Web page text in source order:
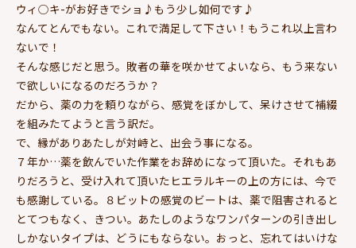
ウィ○キ-がお好きでショ♪もう少し如何です♪
なんてとんでもない。これで満足して下さい！もうこれ以上言わ
ないで！
そんな感じだと思う。敗者の華を咲かせてよいなら、もう来ない
で欲しいになるのだろうか？
だから、薬の力を頼りながら、感覚をぼかして、呆けさせて補綴
を組みたてようと言う訳だ。
で、縁がありあたしが対峙と、出会う事になる。
７年か…薬を飲んでいた作業をお辞めになって頂いた。それもあ
りだろうと、受け入れて頂いたヒエラルキーの上の方には、今で
も感謝している。８ビットの感覚のビートは、薬で阻害されると
とてつもなく、きつい。あたしのようなワンパターンの引き出し
しかないタイプは、どうにもならない。おっと、忘れてはいけな